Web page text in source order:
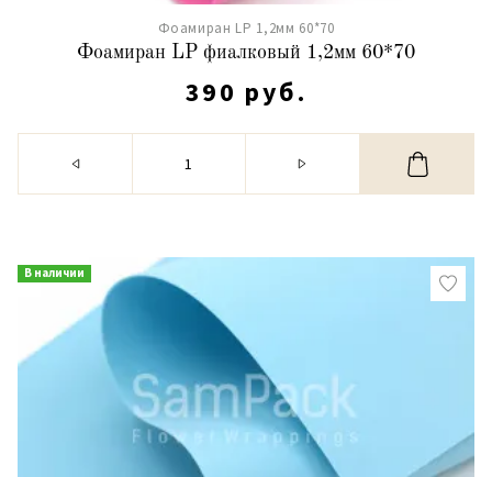
Фоамиран LP 1,2мм 60*70
Фоамиран LP фиалковый 1,2мм 60*70
390 руб.
В наличии